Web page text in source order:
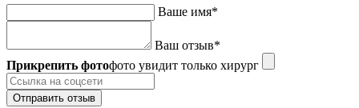
Ваше имя*
Ваш отзыв*
Прикрепить фотофото увидит только хирург
Отправить отзыв